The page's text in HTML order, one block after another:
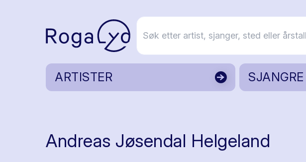
ARTISTER SJANGRE
Andreas Jøsendal Helgeland